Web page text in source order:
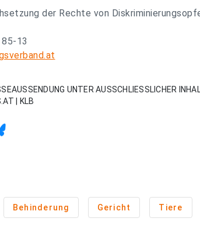
der Rechte von
13
UNTER AUSSCHLIESSLICHER
| KLB
Behinderung Gericht Tiere